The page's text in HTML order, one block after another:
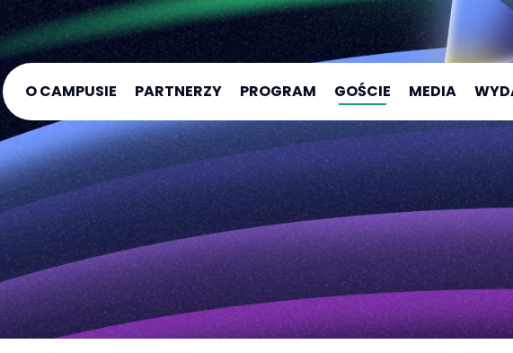
O CAMPUSIE PARTNERZY PROGRAM GOŚCIE MEDIA
2025